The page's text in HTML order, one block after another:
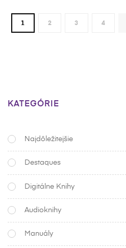
1 2 3 4
KATEGÓRIE
Najdôležitejšie
Destaques
Digitálne Knihy
Audioknihy
Manuály